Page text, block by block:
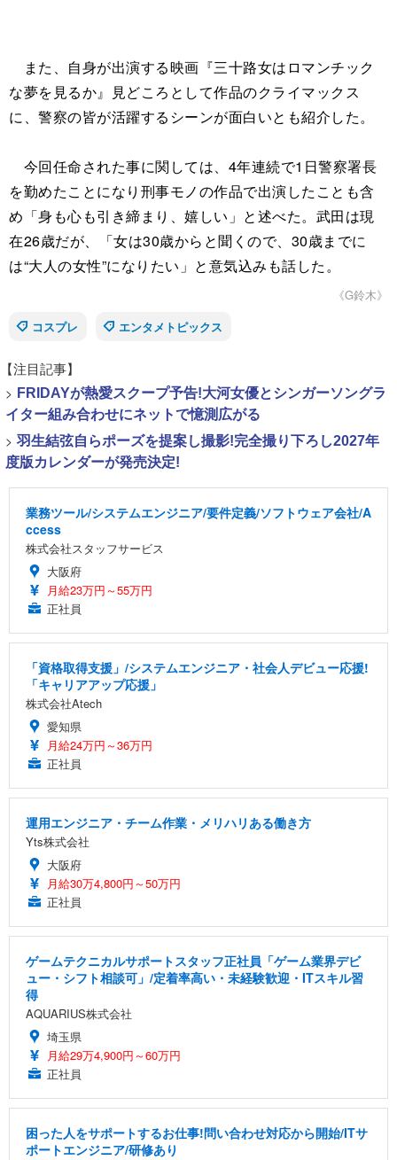
また、自身が出演する映画『三十路女はロマンチック
な夢を見るか』見どころとして作品のクライマックス
に、警察の皆が活躍するシーンが面白いとも紹介した。
今回任命された事に関しては、4年連続で1日警察署長
を勤めたことになり刑事モノの作品で出演したことも含
め「身も心も引き締まり、嬉しい」と述べた。武田は現
在26歳だが、「女は30歳からと聞くので、30歳までに
は“大人の女性”になりたい」と意気込みも話した。
《G鈴木》
コスプレ
エンタメトピックス
【注目記事】
> FRIDAYが熱愛スクープ予告!大河女優とシンガーソングラ
イター組み合わせにネットで憶測広がる
> 羽生結弦自らポーズを提案し撮影!完全撮り下ろし2027年
度版カレンダーが発売決定!
業務ツール/システムエンジニア/要件定義/ソフトウェア会社/A
ccess
株式会社スタッフサービス
大阪府
月給23万円～55万円
正社員
「資格取得支援」/システムエンジニア・社会人デビュー応援!
「キャリアアップ応援」
株式会社Atech
愛知県
月給24万円～36万円
正社員
運用エンジニア・チーム作業・メリハリある働き方
Yts株式会社
大阪府
月給30万4,800円～50万円
正社員
ゲームテクニカルサポートスタッフ正社員「ゲーム業界デビ
ュー・シフト相談可」/定着率高い・未経験歓迎・ITスキル習
得
AQUARIUS株式会社
埼玉県
月給29万4,900円～60万円
正社員
困った人をサポートするお仕事!問い合わせ対応から開始/ITサ
ポートエンジニア/研修あり